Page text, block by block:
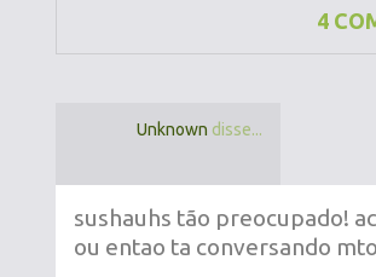
4
Unknown disse...
sushauhs tão preocupado!
ou entao ta conversando